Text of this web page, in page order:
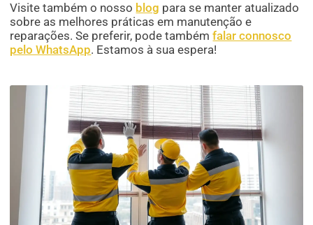
Visite também o nosso blog para se manter atualizado
sobre as melhores práticas em manutenção e
reparações. Se preferir, pode tambémfalar connosco
pelo WhatsApp. Estamos à sua espera!